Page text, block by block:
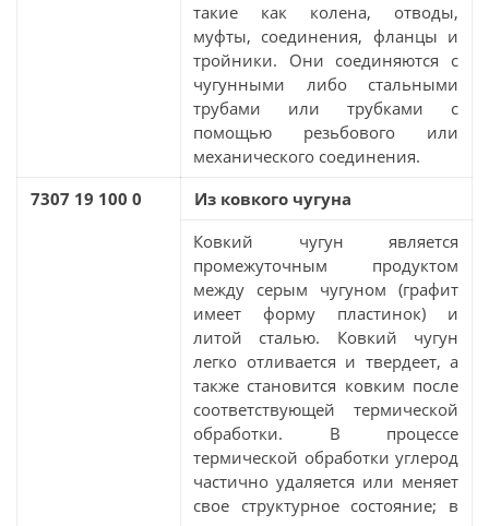
такие как колена, отводы,
муфты, соединения, фланцы и
тройники. Они соединяются с
чугунными либо стальными
трубами или трубками с
помощью резьбового или
механического соединения.
7307 19 100 0
Из ковкого чугуна
Ковкий чугун является
промежуточным продуктом
между серым чугуном (графит
имеет форму пластинок) и
литой сталью. Ковкий чугун
легко отливается и твердеет, а
также становится ковким после
соответствующей термической
обработки. В процессе
термической обработки углерод
частично удаляется или меняет
свое структурное состояние; в